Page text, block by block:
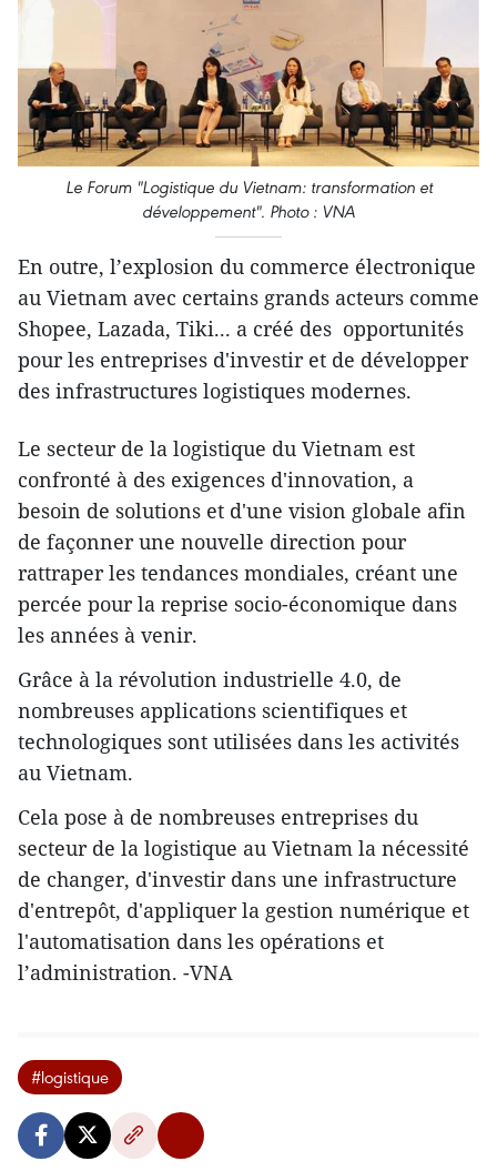
Le Forum "Logistique du Vietnam: transformation et
développement". Photo : VNA
En outre, l’explosion du commerce électronique
au Vietnam avec certains grands acteurs comme
Shopee, Lazada, Tiki... a créé des opportunités
pour les entreprises d'investir et de développer
des infrastructures logistiques modernes.
Le secteur de la logistique du Vietnam est
confronté à des exigences d'innovation, a
besoin de solutions et d'une vision globale afin
de façonner une nouvelle direction pour
rattraper les tendances mondiales, créant une
percée pour la reprise socio-économique dans
les années à venir.
Grâce à la révolution industrielle 4.0, de
nombreuses applications scientifiques et
technologiques sont utilisées dans les activités
au Vietnam.
Cela pose à de nombreuses entreprises du
secteur de la logistique au Vietnam la nécessité
de changer, d'investir dans une infrastructure
d'entrepôt, d'appliquer la gestion numérique et
l'automatisation dans les opérations et
l’administration. -VNA
#logistique